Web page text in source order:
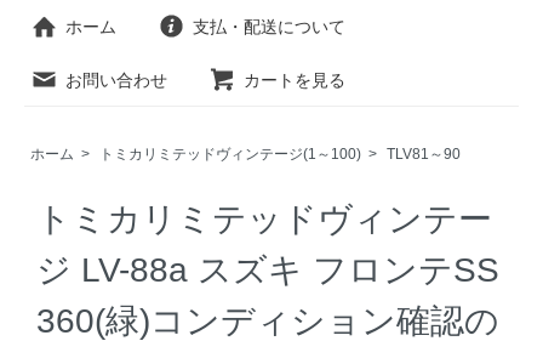
ホーム 支払・配送について
お問い合わせ カートを見る
ホーム > トミカリミテッドヴィンテージ(1～100) > TLV81～90
トミカリミテッドヴィンテー
ジ LV-88a スズキ フロンテSS
360(緑)コンディション確認の